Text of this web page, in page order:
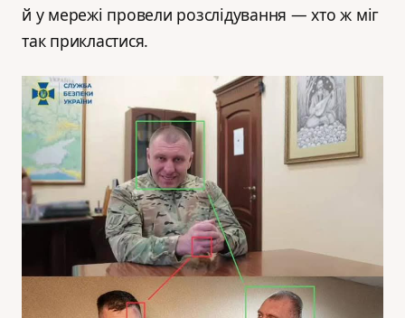
й у мережі провели розслідування — хто ж міг
так прикластися.